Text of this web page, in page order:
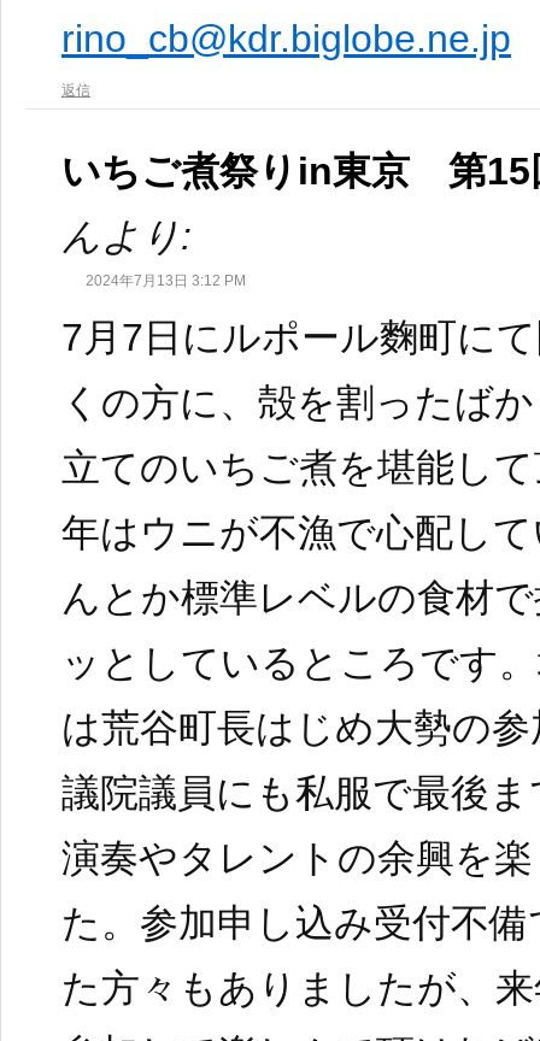
rino_cb@kdr.biglobe.ne.jp
返信
いちご煮祭りin東京 第15
んより:
2024年7月13日 3:12 PM
7月7日にルポール麴町に
くの方に、殻を割ったば
立てのいちご煮を堪能し
年はウニが不漁で心配し
んとか標準レベルの食材
ッとしているところです
は荒谷町長はじめ大勢の
議院議員にも私服で最後
演奏やタレントの余興を
た。参加申し込み受付不
た方々もありましたが、